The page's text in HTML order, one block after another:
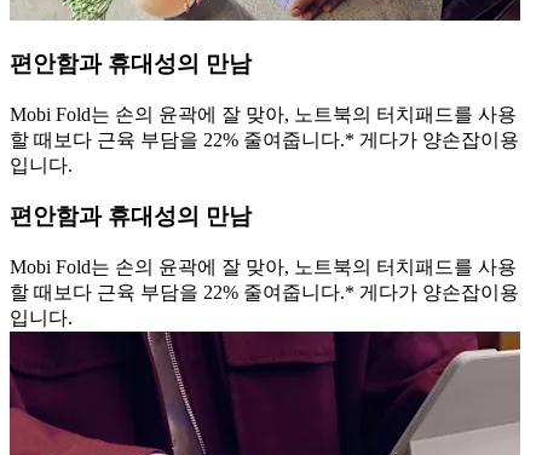
편안함과 휴대성의 만남
Mobi Fold는 손의 윤곽에 잘 맞아, 노트북의 터치패드를 사용
할 때보다 근육 부담을 22% 줄여줍니다.* 게다가 양손잡이용
입니다.
편안함과 휴대성의 만남
Mobi Fold는 손의 윤곽에 잘 맞아, 노트북의 터치패드를 사용
할 때보다 근육 부담을 22% 줄여줍니다.* 게다가 양손잡이용
입니다.